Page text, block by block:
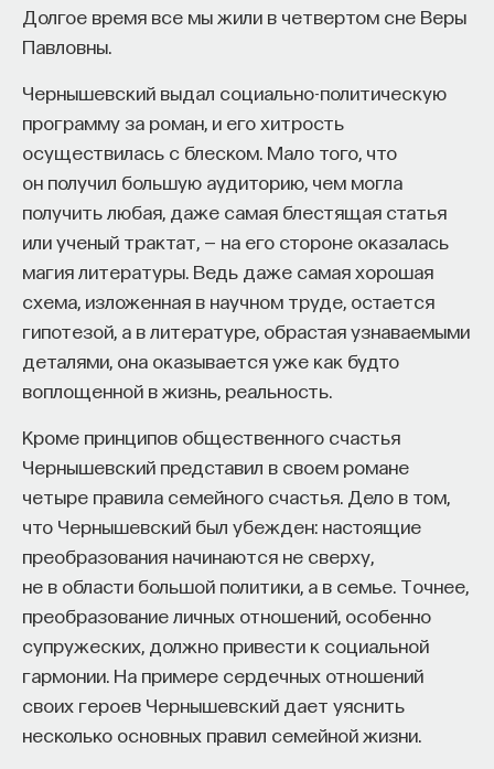
Долгое время все мы жили в четвертом сне Веры
Павловны.
Чернышевский выдал социально-политическую
программу за роман, и его хитрость
осуществилась с блеском. Мало того, что
он получил большую аудиторию, чем могла
получить любая, даже самая блестящая статья
или ученый трактат, — на его стороне оказалась
магия литературы. Ведь даже самая хорошая
схема, изложенная в научном труде, остается
гипотезой, а в литературе, обрастая узнаваемыми
деталями, она оказывается уже как будто
воплощенной в жизнь, реальность.
Кроме принципов общественного счастья
Чернышевский представил в своем романе
четыре правила семейного счастья. Дело в том,
что Чернышевский был убежден: настоящие
преобразования начинаются не сверху,
не в области большой политики, а в семье. Точнее,
преобразование личных отношений, особенно
супружеских, должно привести к социальной
гармонии. На примере сердечных отношений
своих героев Чернышевский дает уяснить
несколько основных правил семейной жизни.
оно формируется. Нам долго казалось, что
преподаватель может просто хорошо и логично
изложить материал, а студент — зафиксировать
его и затем воспроизвести. Но самый важный
момент происходит потом, когда человек
остается один на один с этим материалом
и пытается что-то с ним сделать. И получается,
что настоящее образование происходит
не в аудитории, а за ее пределами».
ИИ полезен не как костыль, а как
сложный собеседник
«Мы не наказываем студентов за использование
ИИ, потому что сам факт его использования еще
ничего не объясняет. Важно не то, что студент
обратился к ИИ, а то, как именно он это делает.
Если воспринимать ИИ просто как помощника,
ресурс или способ сэкономить усилия, студенты
чаще всего лишь снижают когнитивную
нагрузку — а университет вообще не для этого
создан. Они некритично делегируют агенту
самые разные задачи и переносят в эту
коммуникацию далеко не лучшие привычки.
Но если использовать ИИ как сложного